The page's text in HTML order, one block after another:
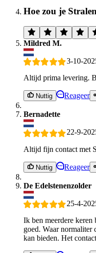
Hoe zou je
Mildred M.
3-10-
Altijd prima levering.
Nuttig Reageer
Bernadette
22-9-
Altijd fijn contact met
Nuttig Reageer
De Edelstenenzolder
25-4-
Ik ben meerdere
goed. Waar
kan bieden. Het